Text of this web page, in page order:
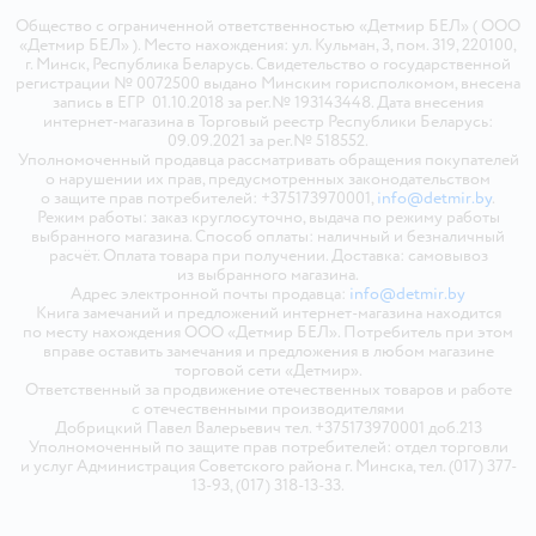
Общество с ограниченной ответственностью «Детмир БЕЛ» ( ООО
«Детмир БЕЛ» ). Место нахождения: ул. Кульман, 3, пом. 319, 220100,
г. Минск, Республика Беларусь. Свидетельство о государственной
регистрации № 0072500 выдано Минским горисполкомом, внесена
запись в ЕГР 01.10.2018 за рег.№ 193143448. Дата внесения
интернет-магазина в Торговый реестр Республики Беларусь:
09.09.2021 за рег.№ 518552.
Уполномоченный продавца рассматривать обращения покупателей
о нарушении их прав, предусмотренных законодательством
о защите прав потребителей: +375173970001, info@detmir.by.
Режим работы: заказ круглосуточно, выдача по режиму работы
выбранного магазина. Способ оплаты: наличный и безналичный
расчёт. Оплата товара при получении. Доставка: самовывоз
из выбранного магазина.
Адрес электронной почты продавца: info@detmir.by
Книга замечаний и предложений интернет-магазина находится
по месту нахождения ООО «Детмир БЕЛ». Потребитель при этом
вправе оставить замечания и предложения в любом магазине
торговой сети «Детмир».
Ответственный за продвижение отечественных товаров и работе
с отечественными производителями
Добрицкий Павел Валерьевич тел. +375173970001 доб.213
Уполномоченный по защите прав потребителей: отдел торговли
и услуг Администрация Советского района г. Минска, тел. (017) 377-
13-93, (017) 318-13-33.